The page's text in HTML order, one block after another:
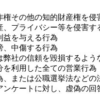
その他の知的財産権を侵
プライバシー等を侵害す
益を与える行為
、中傷する行為
社の信頼を毀損するよう
利用した全ての営業行為
または公職選挙法などの
ケートに対し、虚偽の回